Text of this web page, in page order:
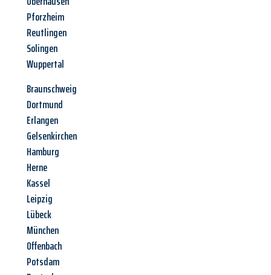
Pforzheim
Reutlingen
Solingen
Wuppertal
Braunschweig
Dortmund
Erlangen
Gelsenkirchen
Hamburg
Herne
Kassel
Leipzig
Lübeck
München
Offenbach
Potsdam